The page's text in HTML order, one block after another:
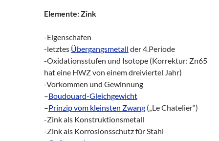
Elemente: Zink
-Eigenschafen
-letztes Übergangsmetall der 4.Periode
-Oxidationsstufen und Isotope (Korrektur: Zn65
hat eine HWZ von einem dreiviertel Jahr)
-Vorkommen und Gewinnung
–Boudouard-Gleichgewicht
–Prinzip vom kleinsten Zwang („Le Chatelier“)
-Zink als Konstruktionsmetall
-Zink als Korrosionsschutz für Stahl